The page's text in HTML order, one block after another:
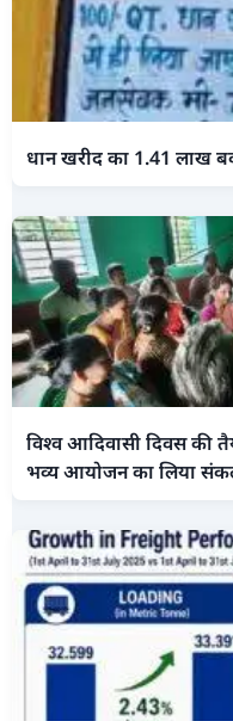
धान खरीद का 1.41 लाख
विश्व आदिवासी दिवस की
भव्य आयोजन का लिया